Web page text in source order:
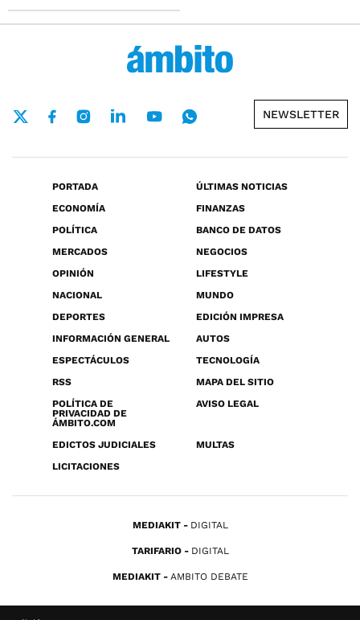
NEWSLETTER
PORTADA
ÚLTIMAS NOTICIAS
ECONOMÍA
FINANZAS
POLÍTICA
BANCO DE DATOS
MERCADOS
NEGOCIOS
OPINIÓN
LIFESTYLE
NACIONAL
MUNDO
DEPORTES
EDICIÓN IMPRESA
INFORMACIÓN GENERAL
AUTOS
ESPECTÁCULOS
TECNOLOGÍA
RSS
MAPA DEL SITIO
POLÍTICA DE
PRIVACIDAD DE
ÁMBITO.COM
AVISO LEGAL
EDICTOS JUDICIALES
MULTAS
LICITACIONES
MEDIAKIT DIGITAL
TARIFARIO DIGITAL
MEDIAKIT AMBITO DEBATE